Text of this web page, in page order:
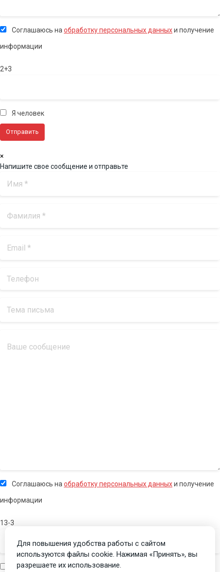
Соглашаюсь на обработку персональных данныхи получение
информации
2+3
Я человек
×
Напишите свое сообщение и отправьте
Соглашаюсь на обработку персональных данныхи получение
информации
13-3
Я человек
Для повышения удобства работы с сайтом
используются файлы cookie. Нажимая «Принять», вы
разрешаете их использование.